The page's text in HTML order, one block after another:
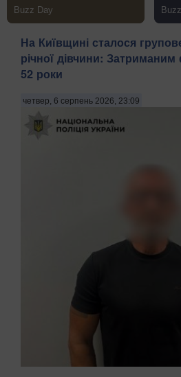
На Київщині сталося
річної дівчини: Затриманим
52 роки
четвер, 6 серпень 2026, 23:09